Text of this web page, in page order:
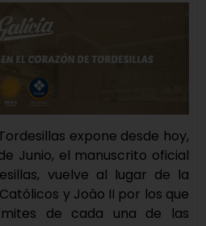
expone desde hoy,
Junio, el manuscrito oficial
vuelve al lugar de la
y Joâo II por los que
de cada una de las